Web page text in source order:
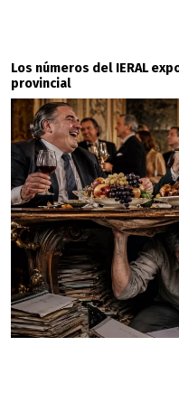
Los números del IERAL
provincial